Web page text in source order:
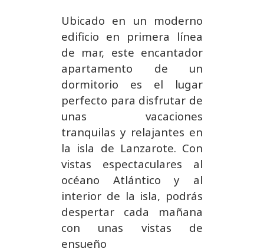
Ubicado en un moderno
edificio en primera línea
de mar, este encantador
apartamento de un
dormitorio es el lugar
perfecto para disfrutar de
unas vacaciones
tranquilas y relajantes en
la isla de Lanzarote. Con
vistas espectaculares al
océano Atlántico y al
interior de la isla, podrás
despertar cada mañana
con unas vistas de
ensueño